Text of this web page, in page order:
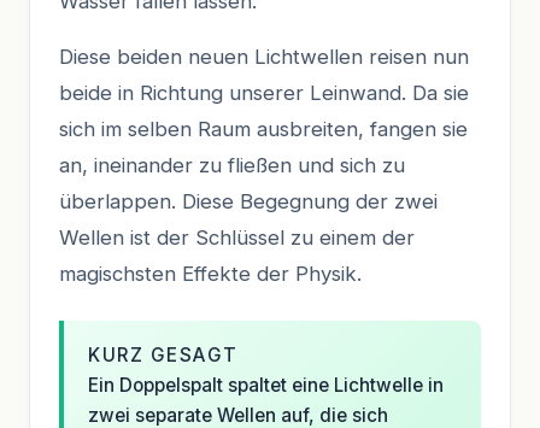
Diese beiden neuen Lichtwellen reisen nun
beide in Richtung unserer Leinwand. Da sie
sich im selben Raum ausbreiten, fangen sie
an, ineinander zu fließen und sich zu
überlappen. Diese Begegnung der zwei
Wellen ist der Schlüssel zu einem der
magischsten Effekte der Physik.
KURZ GESAGT
Ein Doppelspalt spaltet eine Lichtwelle in
zwei separate Wellen auf, die sich